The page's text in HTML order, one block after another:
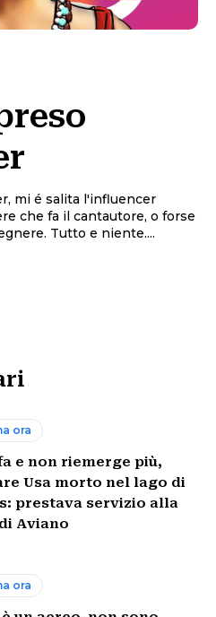
mi é salita l'influencer
che fa il cantautore, o forse
Tutto e niente....
ora
e non riemerge più,
Usa morto nel lago di
prestava servizio alla
Aviano
ora